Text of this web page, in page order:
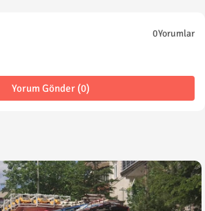
0Yorumlar
Yorum Gönder (0)